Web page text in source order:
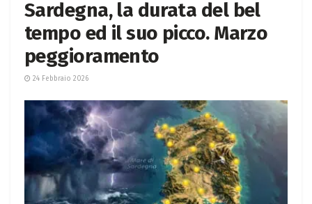
Sardegna, la durata del bel
tempo ed il suo picco. Marzo
peggioramento
24 Febbraio 2026